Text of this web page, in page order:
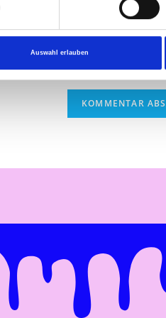
Auswahl erlauben
die nächste Kommentierung